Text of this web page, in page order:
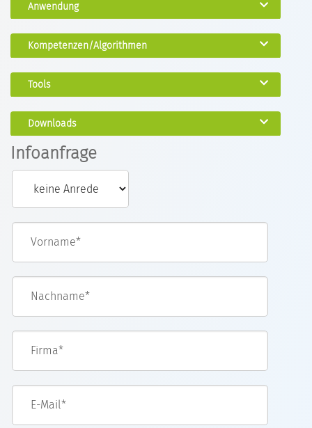
Anwendung
Kompetenzen/Algorithmen
Tools
Downloads
Infoanfrage
Vorname*
Nachname*
Firma*
E-Mail*